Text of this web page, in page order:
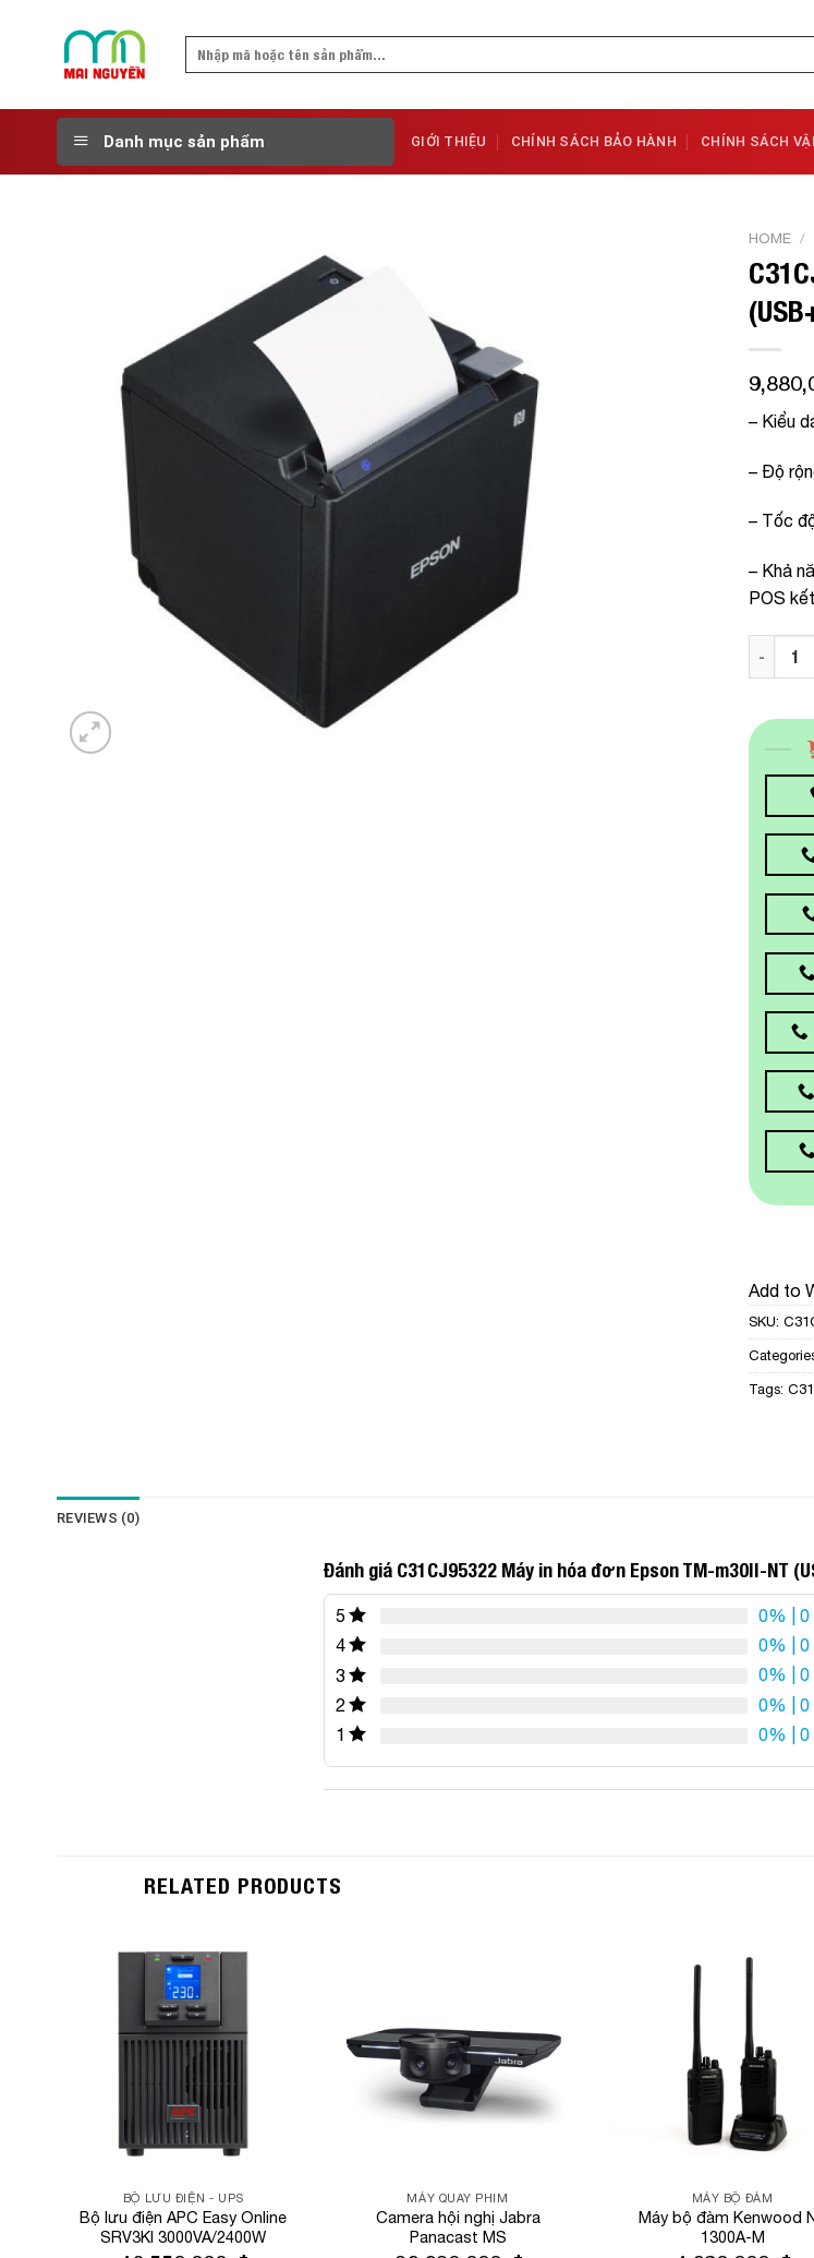
Search
Danh mục sản phẩm GIỚI THIỆU CHÍNH SÁCH BẢO HÀNH CHÍNH SÁCH
HOME /
– Kiểu
– Độ
– Tốc
– Khả
POS
Add to
SKU:
Tags:
REVIEWS (0)
Đánh giá C31CJ95322 Máy in hóa đơn Epson TM-m30II-NT
5 0% |
4
0% |
3
0% |
2
0% |
1
0% |
RELATED PRODUCTS
BỘ LƯU ĐIỆN - UPS
Bộ lưu điện APC Easy Online
SRV3KI 3000VA/2400W
MÁY QUAY PHIM
Camera hội nghị Jabra
Panacast MS
MÁY BỘ ĐÀM
Máy bộ đàm Kenwood
1300A-M